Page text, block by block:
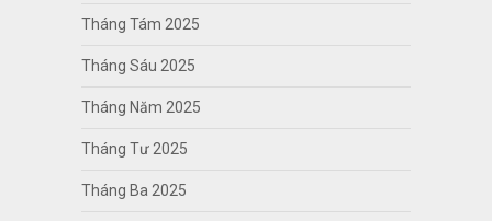
Tháng Tám 2025
Tháng Sáu 2025
Tháng Năm 2025
Tháng Tư 2025
Tháng Ba 2025